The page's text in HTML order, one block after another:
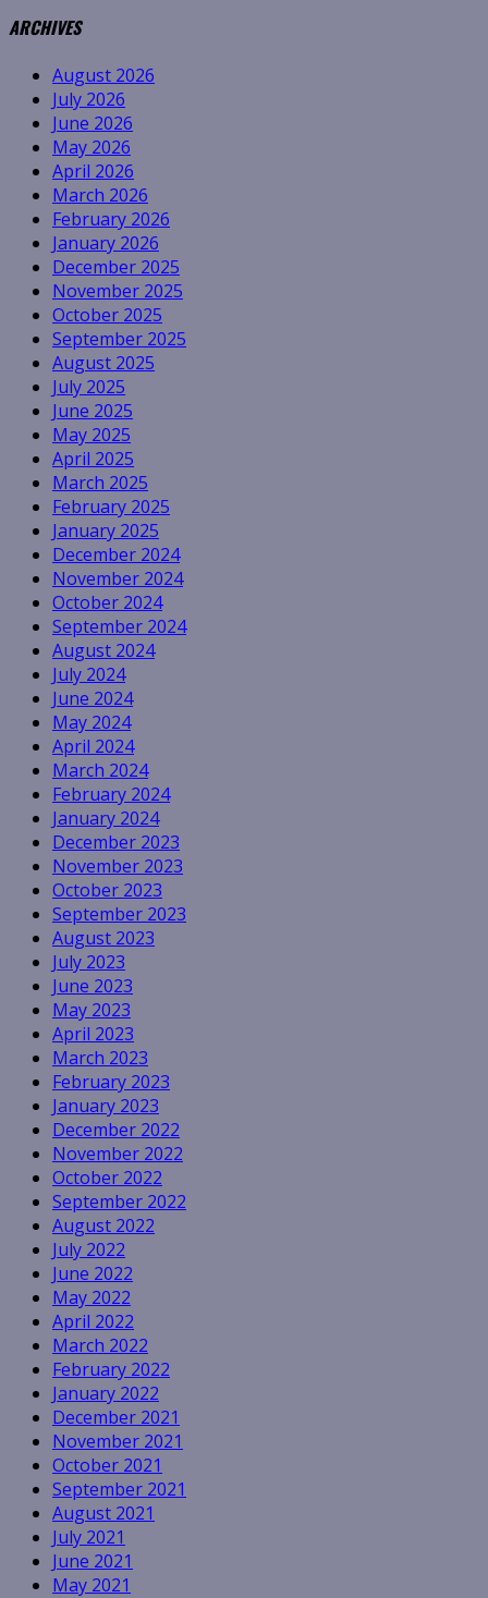
ARCHIVES
August 2026
July 2026
June 2026
May 2026
April 2026
March 2026
February 2026
January 2026
December 2025
November 2025
October 2025
September 2025
August 2025
July 2025
June 2025
May 2025
April 2025
March 2025
February 2025
January 2025
December 2024
November 2024
October 2024
September 2024
August 2024
July 2024
June 2024
May 2024
April 2024
March 2024
February 2024
January 2024
December 2023
November 2023
October 2023
September 2023
August 2023
July 2023
June 2023
May 2023
April 2023
March 2023
February 2023
January 2023
December 2022
November 2022
October 2022
September 2022
August 2022
July 2022
June 2022
May 2022
April 2022
March 2022
February 2022
January 2022
December 2021
November 2021
October 2021
September 2021
August 2021
July 2021
June 2021
May 2021